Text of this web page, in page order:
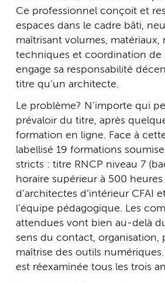
Ce professionnel conçoit et
espaces dans le cadre bâti,
maîtrisant volumes, matériaux,
techniques et coordination de
engage sa responsabilité
titre qu’un architecte.
Le problème ? N’importe qui
prévaloir du titre, après
formation en ligne. Face à
labellisé 19 formations
stricts : titre RNCP niveau 7
horaire supérieur à 500
d’architectes d’intérieur CFAI
l’équipe pédagogique. Les
attendues vont bien au-delà
sens du contact, organisation,
maîtrise des outils
est réexaminée tous les trois